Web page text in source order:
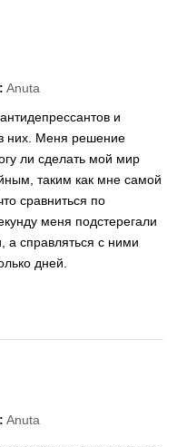
Anuta
и
них. Меня решение
ли сделать мой мир
таким как мне самой
сравниться по
меня подстерегали
справляться с ними
дней.
Anuta